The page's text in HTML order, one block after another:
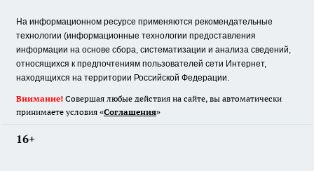
На информационном ресурсе применяются рекомендательные
технологии (информационные технологии предоставления
информации на основе сбора, систематизации и анализа сведений,
относящихся к предпочтениям пользователей сети Интернет,
находящихся на территории Российской Федерации.
Внимание! Совершая любые действия на сайте, вы автоматически
принимаете условия «Cоглашения»
16+